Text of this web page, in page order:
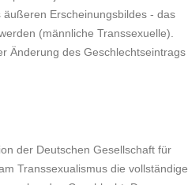
Erscheinungsbildes - das
(männliche Transsexuelle).
Änderung des Geschlechtseintrags
der Deutschen Gesellschaft für
Transsexualismus die vollständige